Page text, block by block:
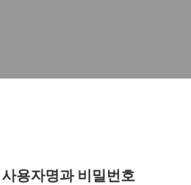
사용자명과 비밀번호